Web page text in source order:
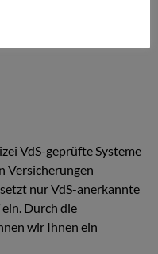
nach Ihren
VdS-geprüfte Systeme
Versicherungen
nur VdS-anerkannte
Durch die
wir Ihnen ein